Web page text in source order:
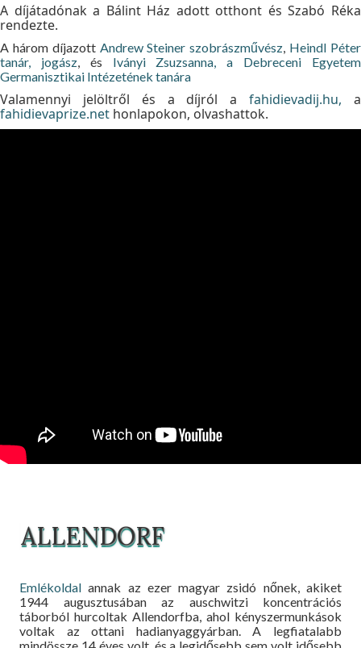
A díjátadónak a Bálint Ház adott otthont és Szabó Réka
rendezte.
A három díjazott Andrew Steiner szobrászművész Heindl Péter
tanár, jogász, és Iványi Zsuzsanna, a Debreceni Egyetem
Germanisztikai Intézetének tanára
Valamennyi jelöltről és a díjról afahidievadij.hu, a
fahidievaprize.net honlapokon, olvashattok.
ALLENDORF
Emlékoldal annak az ezer magyar zsidó nőnek, akiket
1944 augusztusában az auschwitzi koncentrációs
táborból hurcoltak Allendorfba, ahol kényszermunkások
voltak az ottani hadianyaggyárban. A legfiatalabb